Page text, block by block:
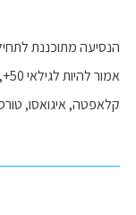
הנסיעה מתוכננת
קלאפטה, איגואסו,